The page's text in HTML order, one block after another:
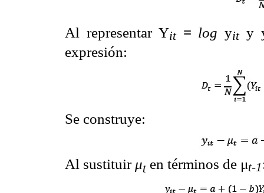
Al representar Yit= log yity
expresión:
Se construye:
Al sustituir μten términos de μt-1